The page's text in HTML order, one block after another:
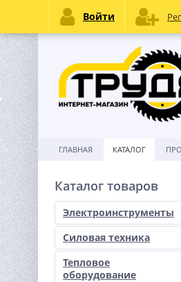
ГЛАВНАЯ КАТАЛОГ
Каталог товаров
Электроинструменты
Силовая техника
Тепловое
оборудование
Войти